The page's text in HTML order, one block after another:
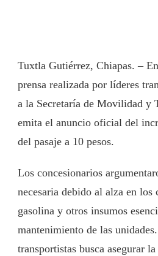
Tuxtla Gutiérrez, Chiapas. –
prensa realizada por líderes
a la Secretaría de Movilidad y
emita el anuncio oficial del
del pasaje a 10 pesos.
Los concesionarios
necesaria debido al alza en los
gasolina y otros insumos
mantenimiento de las
transportistas busca asegurar